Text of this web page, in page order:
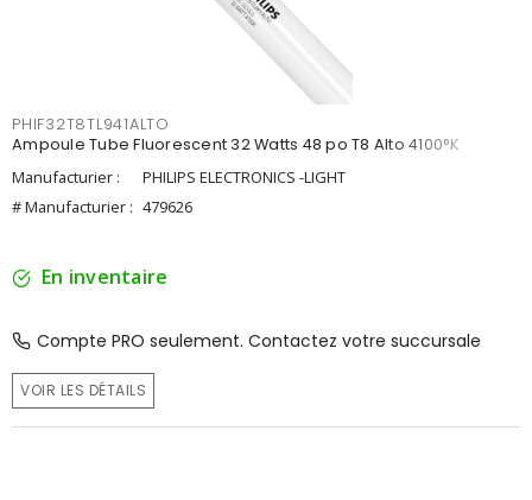
PHIF32T8TL941ALTO
Ampoule Tube Fluorescent 32 Watts 48 po T8 Alto 4100°K
Manufacturier :
PHILIPS ELECTRONICS -LIGHT
# Manufacturier : 479626
En inventaire
Compte PRO seulement. Contactez votre succursale
VOIR LES DÉTAILS